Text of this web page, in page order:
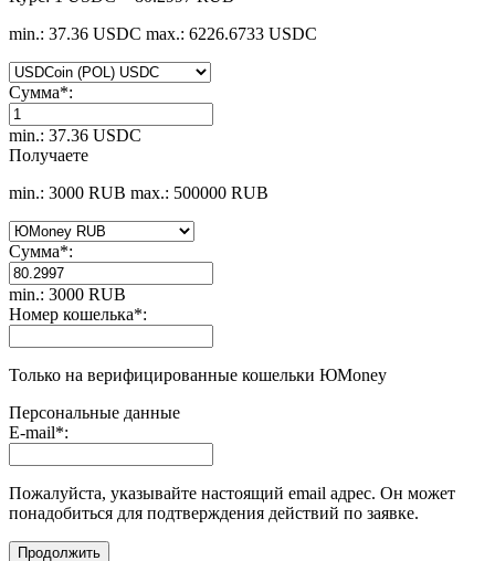
min.: 37.36 USDC max.: 6226.6733 USDC
Сумма*:
min.: 37.36 USDC
Получаете
min.: 3000 RUB max.: 500000 RUB
Сумма*:
min.: 3000 RUB
Номер кошелька*:
Только на верифицированные кошельки ЮMoney
Персональные данные
E-mail*:
Пожалуйста, указывайте настоящий email адрес. Он может
понадобиться для подтверждения действий по заявке.